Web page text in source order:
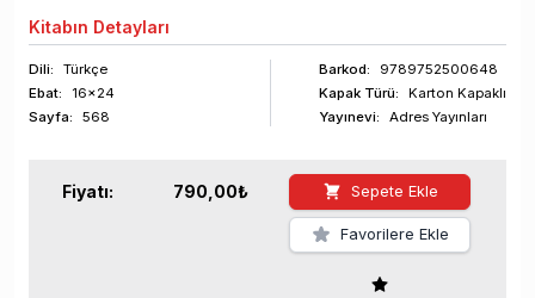
Kitabın Detayları
Dili:
Türkçe
Ebat:
16x24
Sayfa: 568
Barkod:
9789752500648
Kapak Türü:
Karton Kapaklı
Yayınevi:
Adres Yayınları
Fiyatı: 790,00₺ Sepete Ekle
Favorilere Ekle